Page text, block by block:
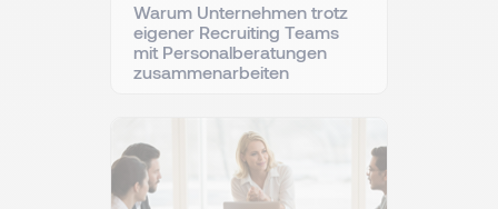
Warum Unternehmen trotz
eigener Recruiting Teams
mit Personalberatungen
zusammenarbeiten